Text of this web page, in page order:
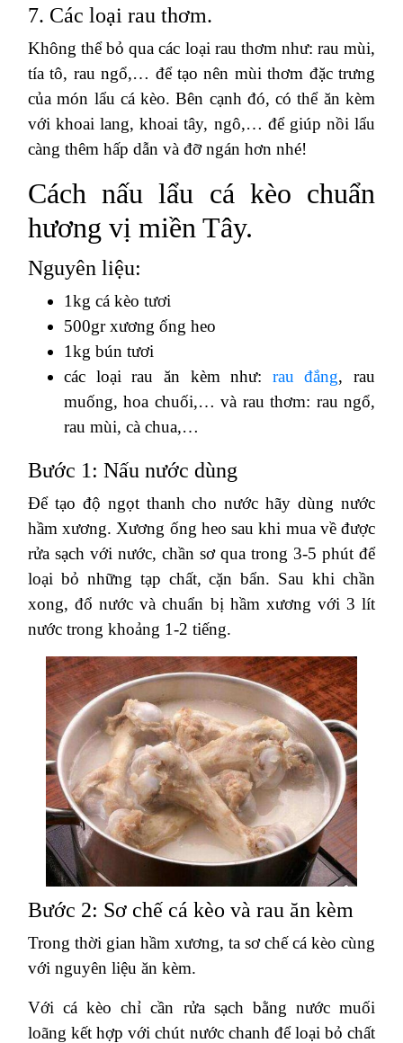
7. Các loại rau thơm.
Không thể bỏ qua các loại rau thơm như: rau mùi,
tía tô, rau ngổ,… để tạo nên mùi thơm đặc trưng
của món lẩu cá kèo. Bên cạnh đó, có thể ăn kèm
với khoai lang, khoai tây, ngô,… để giúp nồi lẩu
càng thêm hấp dẫn và đỡ ngán hơn nhé!
Cách nấu lẩu cá kèo chuẩn
hương vị miền Tây.
Nguyên liệu:
1kg cá kèo tươi
500gr xương ống heo
1kg bún tươi
các loại rau ăn kèm như: rau đắng, rau
muống, hoa chuối,… và rau thơm: rau ngổ,
rau mùi, cà chua,…
Bước 1: Nấu nước dùng
Để tạo độ ngọt thanh cho nước hãy dùng nước
hầm xương. Xương ống heo sau khi mua về được
rửa sạch với nước, chần sơ qua trong 3-5 phút để
loại bỏ những tạp chất, cặn bẩn. Sau khi chần
xong, đổ nước và chuẩn bị hầm xương với 3 lít
nước trong khoảng 1-2 tiếng.
Bước 2: Sơ chế cá kèo và rau ăn kèm
Trong thời gian hầm xương, ta sơ chế cá kèo cùng
với nguyên liệu ăn kèm.
Với cá kèo chỉ cần rửa sạch bằng nước muối
loãng kết hợp với chút nước chanh để loại bỏ chất